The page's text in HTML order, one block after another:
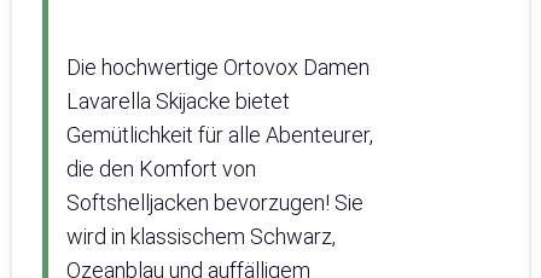
Die hochwertige Ortovox Damen
Lavarella Skijacke bietet
Gemütlichkeit für alle Abenteurer,
die den Komfort von
Softshelljacken bevorzugen! Sie
wird in klassischem Schwarz,
Ozeanblau und auffälligem